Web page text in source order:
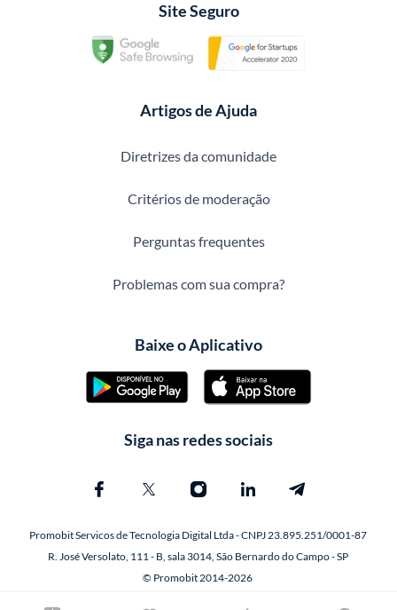
Site Seguro
Artigos de Ajuda
Diretrizes da comunidade
Critérios de moderação
Perguntas frequentes
Problemas com sua compra?
Baixe o Aplicativo
Siga nas redes sociais
Promobit Servicos de Tecnologia Digital Ltda - CNPJ 23.895.251/0001-87
R. José Versolato, 111 - B, sala 3014, São Bernardo do Campo - SP
© Promobit 2014-2026